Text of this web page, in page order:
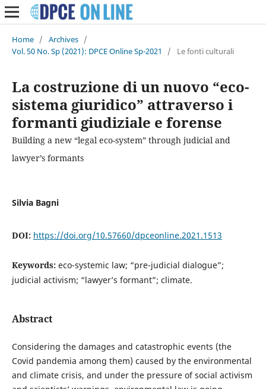
Home / Archives /
Vol. 50 No. Sp (2021): DPCE Online Sp-2021
/ Le fonti culturali
La costruzione di un nuovo “eco-
sistema giuridico” attraverso i
formanti giudiziale e forense
Building a new “legal eco-system” through judicial and
lawyer’s formants
Silvia Bagni
DOI: https://doi.org/10.57660/dpceonline.2021.1513
Keywords: eco-systemic law; “pre-judicial dialogue”;
judicial activism; “lawyer’s formant”; climate.
Abstract
Considering the damages and catastrophic events (the
Covid pandemia among them) caused by the environmental
and climate crisis, and under the pressure of social activism